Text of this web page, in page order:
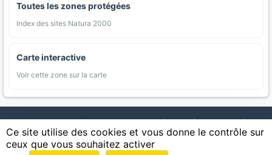
Toutes les zones protégées
Index des sites Natura 2000
Carte interactive
Voir cette zone sur la carte
AgriMap — Données agricoles ouvertes | Carte | Communes |
Appellations | Regions | Cultures | Zones protégées | Forets |
Littoral | Espaces naturels | Statistiques
Ce site utilise des cookies et vous donne le contrôle sur
ceux que vous souhaitez activer